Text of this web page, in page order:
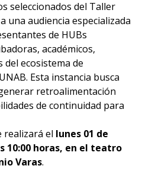
seleccionados del Taller
una audiencia especializada
de HUBs
académicos,
del ecosistema de
Esta instancia busca
retroalimentación
de continuidad para
realizará el lunes 01 de
10:00 horas, en el teatro
Varas.